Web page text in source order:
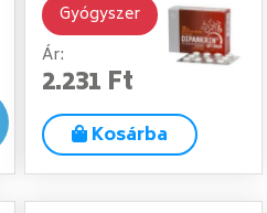
Gyógyszer
Ár:
2.231 Ft
Kosárba